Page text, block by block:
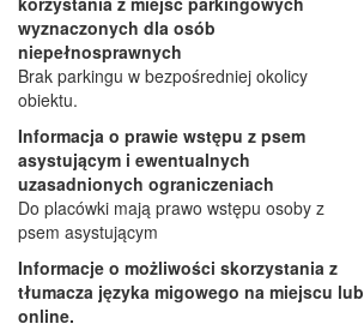
wyznaczonych dla osób
niepełnosprawnych
Brak parkingu w bezpośredniej okolicy
obiektu.
Informacja o prawie wstępu z psem
asystującym i ewentualnych
uzasadnionych ograniczeniach
Do placówki mają prawo wstępu osoby z
psem asystującym
Informacje o możliwości skorzystania z
tłumacza języka migowego na miejscu lub
online.